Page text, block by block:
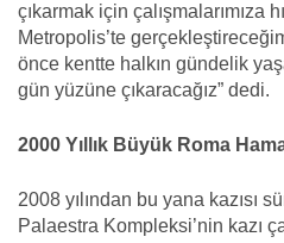
çıkarmak için çalışmalarımıza
Metropolis’te
önce kentte halkın gündelik
gün yüzüne çıkaracağız” dedi.
2000 Yıllık Büyük Roma
2008 yılından bu yana kazısı
Palaestra Kompleksi’nin kazı